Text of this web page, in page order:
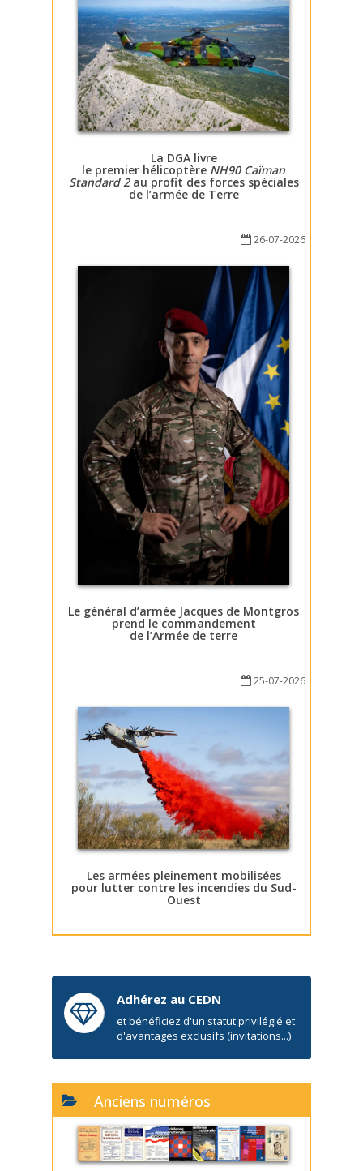
La DGA livre
le premier hélicoptère NH90 Caïman
Standard 2au profit des forces spéciales
de l’armée de Terre
26-07-2026
Le général d’armée Jacques de Montgros
prend le commandement
de l’Armée de terre
25-07-2026
Les armées pleinement mobilisées
pour lutter contre les incendies du Sud-
Ouest
Adhérez au CEDN
et bénéficiez d'un statut privilégié et
d'avantages exclusifs (invitations...)
Anciens numéros